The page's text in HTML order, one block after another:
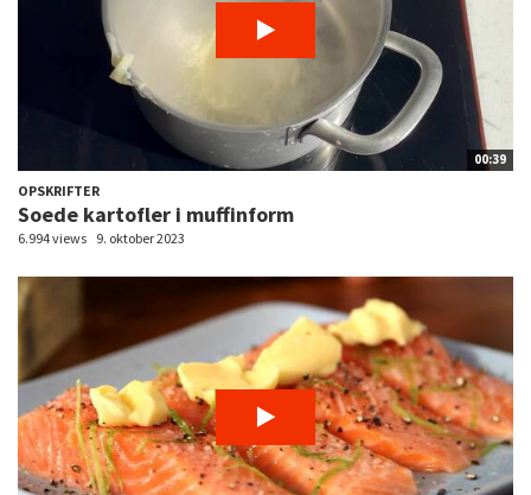
00:39
OPSKRIFTER
Soede kartofler i muffinform
6.994 views 9. oktober 2023